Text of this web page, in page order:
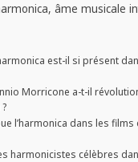
âme musicale
est-il si présent
Morricone a-t-il
l’harmonica dans les films
harmonicistes célèbres